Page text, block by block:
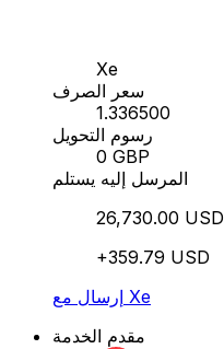
Xe
سعر الصرف
1.336500
رسوم التحويل
0 GBP
المرسل إليه يستلم
26,730.00 USD
+359.79 USD
إرسال مع Xe
مقدم الخدمة